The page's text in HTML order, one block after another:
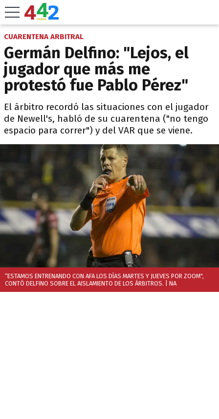
CUARENTENA ARBITRAL
Germán Delfino: "Lejos, el
jugador que más me
protestó fue Pablo Pérez"
El árbitro recordó las situaciones con el jugador
de Newell's, habló de su cuarentena ("no tengo
espacio para correr") y del VAR que se viene.
“ESTAMOS ENTRENANDO CON AFA LOS DÍAS MARTES Y JUEVES POR ZOOM",
CONTÓ DELFINO SOBRE EL AISLAMIENTO DE LOS ÁRBITROS. | NA